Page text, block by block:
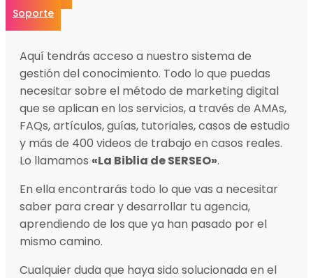
Soporte
Aquí tendrás acceso a nuestro sistema de
gestión del conocimiento. Todo lo que puedas
necesitar sobre el método de marketing digital
que se aplican en los servicios, a través de AMAs,
FAQs, artículos, guías, tutoriales, casos de estudio
y más de 400 videos de trabajo en casos reales.
Lo llamamos «La Biblia de SERSEO».
En ella encontrarás todo lo que vas a necesitar
saber para crear y desarrollar tu agencia,
aprendiendo de los que ya han pasado por el
mismo camino.
Cualquier duda que haya sido solucionada en el